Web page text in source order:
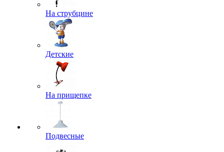
На струбцине
Детские
На прищепке
Подвесные